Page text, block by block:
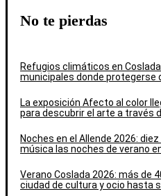
No te pierdas
Refugios climáticos en
municipales donde protegerse
La exposición Afecto al color
para descubrir el arte a través
Noches en el Allende 2026:
música las noches de verano
Verano Coslada 2026: más de
ciudad de cultura y ocio hasta